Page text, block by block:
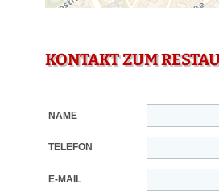
KONTAKT ZUM
NAME
TELEFON
E-MAIL